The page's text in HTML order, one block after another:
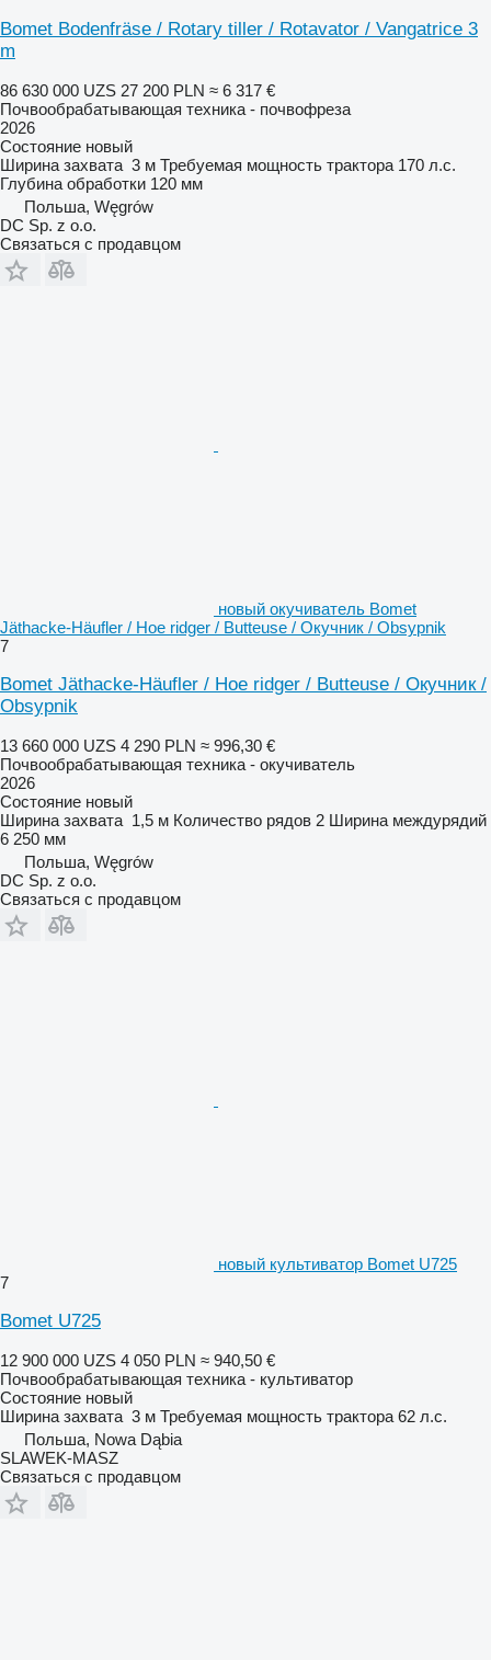
Bomet Bodenfräse / Rotary tiller / Rotavator / Vangatrice 3
m
86 630 000 UZS 27 200 PLN ≈ 6 317 €
Почвообрабатывающая техника - почвофреза
2026
Состояние новый
Ширина захвата 3 м Требуемая мощность трактора 170 л.с.
Глубина обработки 120 мм
Польша, Węgrów
DC Sp. z o.o.
Связаться с продавцом
новый окучиватель Bomet
Jäthacke-Häufler / Hoe ridger / Butteuse / Окучник / Obsypnik
7
Bomet Jäthacke-Häufler / Hoe ridger / Butteuse / Окучник /
Obsypnik
13 660 000 UZS 4 290 PLN ≈ 996,30 €
Почвообрабатывающая техника - окучиватель
2026
Состояние новый
Ширина захвата 1,5 м Количество рядов 2 Ширина междурядий
6 250 мм
Польша, Węgrów
DC Sp. z o.o.
Связаться с продавцом
новый культиватор Bomet U725
7
Bomet U725
12 900 000 UZS 4 050 PLN ≈ 940,50 €
Почвообрабатывающая техника - культиватор
Состояние новый
Ширина захвата 3 м Требуемая мощность трактора 62 л.с.
Польша, Nowa Dąbia
SLAWEK-MASZ
Связаться с продавцом